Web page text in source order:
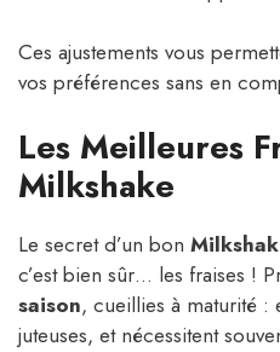
Ces ajustements vous
vos préférences sans en
Les Meilleures
Milkshake
Le secret d’un bon
c’est bien sûr… les fraises !
saison, cueillies à maturité :
juteuses, et nécessitent